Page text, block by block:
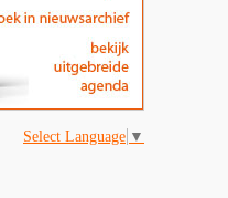
Select Language ▼